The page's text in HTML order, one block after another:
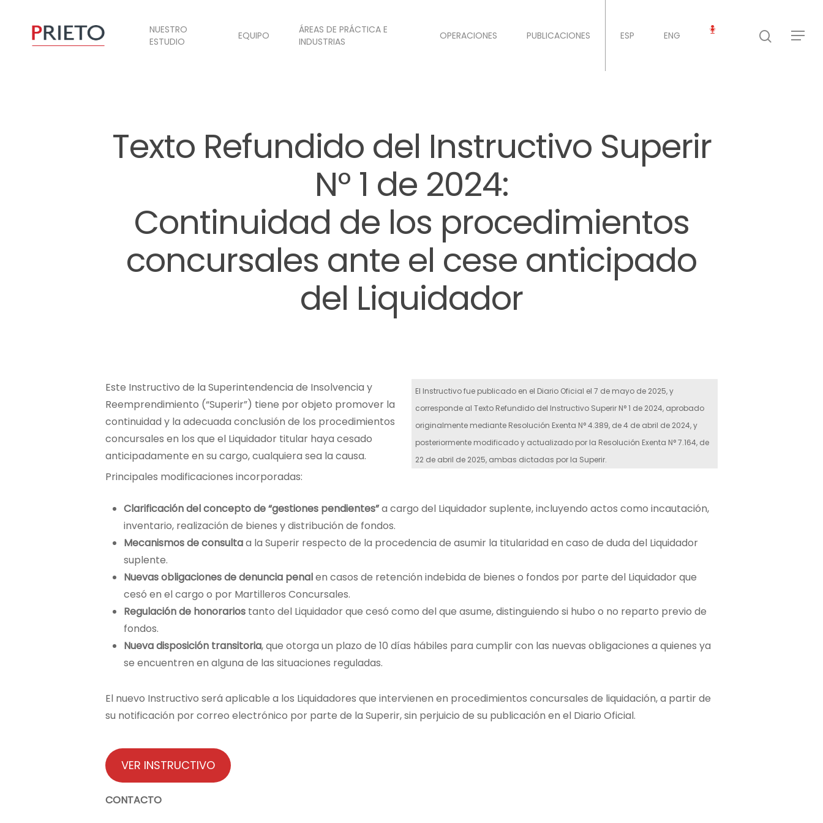
NUESTRO
ESTUDIO
EQUIPO
ÁREAS DE PRÁCTICA E
INDUSTRIAS
OPERACIONES PUBLICACIONES ESP ENG
Texto Refundido del Instructivo Superir
N° 1 de 2024:
Continuidad de los procedimientos
concursales ante el cese anticipado
del Liquidador
Este Instructivo de la Superintendencia de Insolvencia y
Reemprendimiento (“Superir”) tiene por objeto promover la
continuidad y la adecuada conclusión de los procedimientos
concursales en los que el Liquidador titular haya cesado
anticipadamente en su cargo, cualquiera sea la causa.
El Instructivo fue publicado en el Diario Oficial el 7 de mayo de 2025, y
corresponde al Texto Refundido del Instructivo Superir N° 1 de 2024, aprobado
originalmente mediante Resolución Exenta N° 4.389, de 4 de abril de 2024, y
posteriormente modificado y actualizado por la Resolución Exenta N° 7.164, de
22 de abril de 2025, ambas dictadas por la Superir.
Principales modificaciones incorporadas:
Clarificación del concepto de “gestiones pendientes”a cargo del Liquidador suplente, incluyendo actos como incautación,
inventario, realización de bienes y distribución de fondos.
Mecanismos de consultaa la Superir respecto de la procedencia de asumir la titularidad en caso de duda del Liquidador
suplente.
Nuevas obligaciones de denuncia penalen casos de retención indebida de bienes o fondos por parte del Liquidador que
cesó en el cargo o por Martilleros Concursales.
Regulación de honorarios tanto del Liquidador que cesó como del que asume, distinguiendo si hubo o no reparto previo de
fondos.
Nueva disposición transitoria, que otorga un plazo de 10 días hábiles para cumplir con las nuevas obligaciones a quienes ya
se encuentren en alguna de las situaciones reguladas.
El nuevo Instructivo será aplicable a los Liquidadores que intervienen en procedimientos concursales de liquidación, a partir de
su notificación por correo electrónico por parte de la Superir, sin perjuicio de su publicación en el Diario Oficial.
VER INSTRUCTIVO
CONTACTO